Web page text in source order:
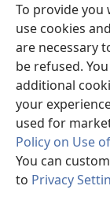
To provide you
use cookies
are necessary
be refused.
additional
your
used for
Policy on Use
You can
to Privacy
Dohnayshins
(opens
new
window)Vatshtavvah
(opens
new
window)JW Hub ®
(opens
new
window)
Copyright© 2026
ROOLS FA